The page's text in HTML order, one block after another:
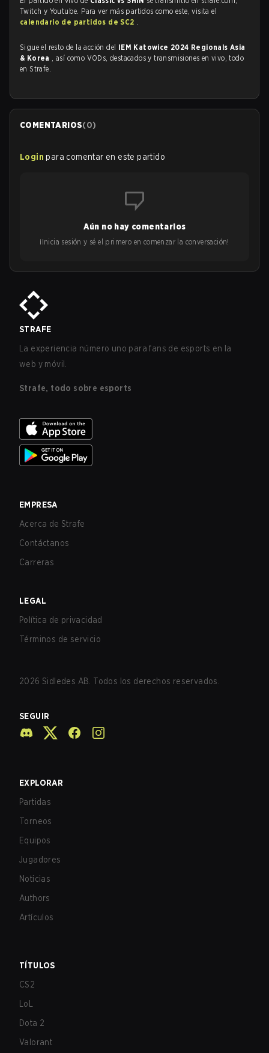
Twitch y Youtube. Para ver más partidos como este, visita el
calendario de partidos de SC2 .
Sigue el resto de la acción del IEM Katowice 2024 Regionals Asia
& Korea , así como VODs, destacados y transmisiones en vivo, todo
en Strafe.
COMENTARIOS(0)
Login para comentar en este partido
Aún no hay comentarios
¡Inicia sesión y sé el primero en comenzar la conversación!
STRAFE
La experiencia número uno para fans de esports en la
web y móvil.
Strafe, todo sobre esports
EMPRESA
Acerca de Strafe
Contáctanos
Carreras
LEGAL
Política de privacidad
Términos de servicio
2026 Sidledes AB. Todos los derechos reservados.
SEGUIR
EXPLORAR
Partidas
Torneos
Equipos
Jugadores
Noticias
Authors
Artículos
TÍTULOS
CS2
LoL
Dota 2
Valorant